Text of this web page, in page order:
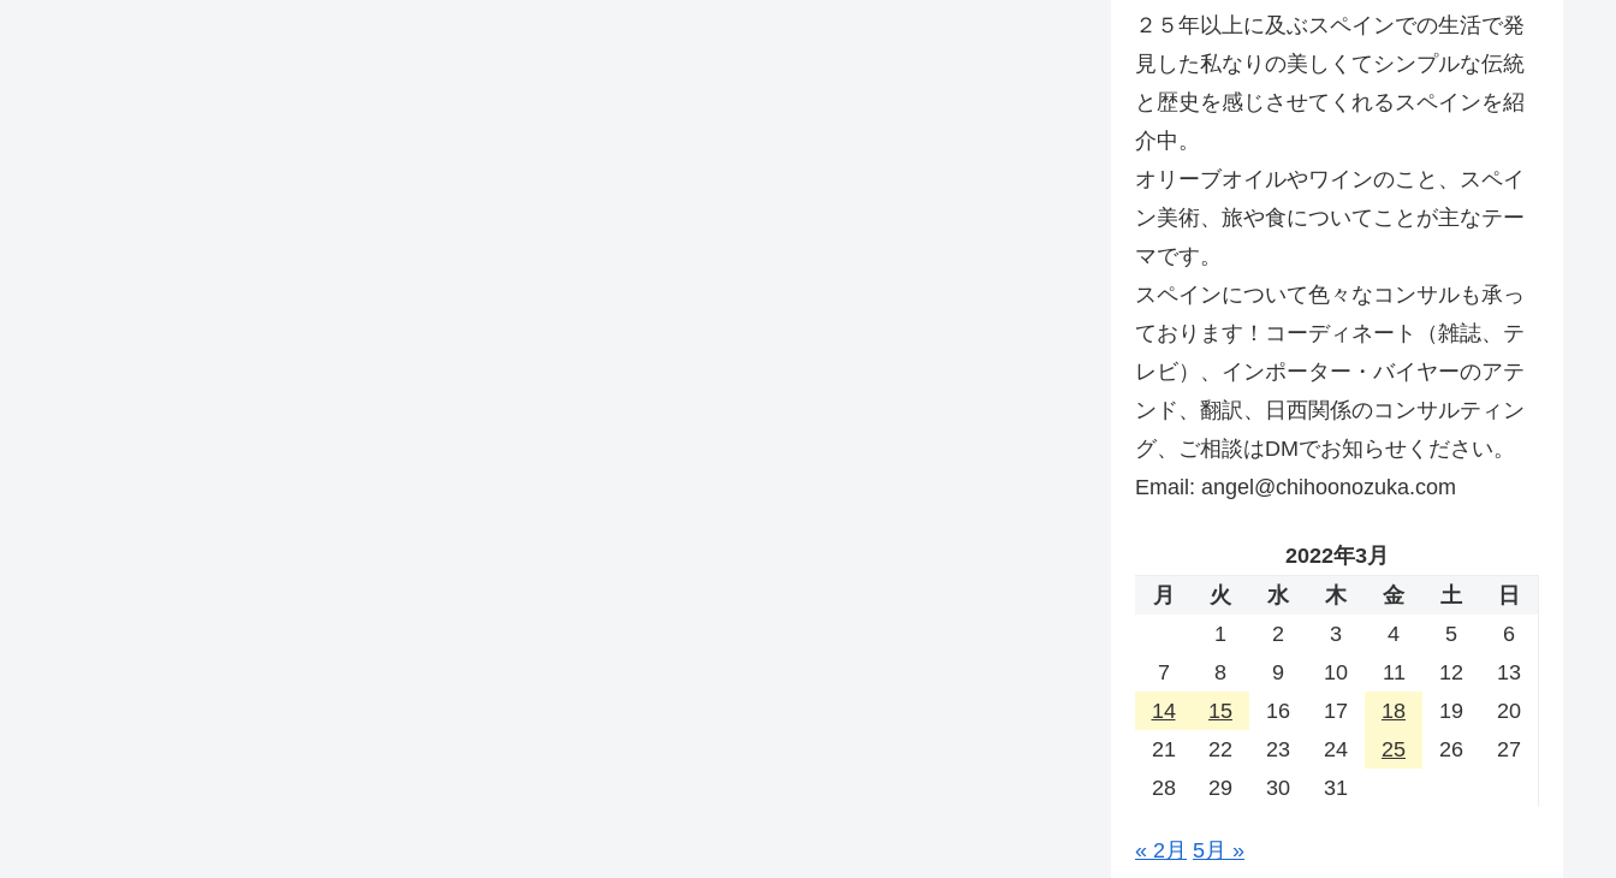
２５年以上に及ぶスペインでの生活で発
見した私なりの美しくてシンプルな伝統
と歴史を感じさせてくれるスペインを紹
介中。
オリーブオイルやワインのこと、スペイ
ン美術、旅や食についてことが主なテー
マです。
スペインについて色々なコンサルも承っ
ております！コーディネート（雑誌、テ
レビ）、インポーター・バイヤーのアテ
ンド、翻訳、日西関係のコンサルティン
グ、ご相談はDMでお知らせください。
Email: angel@chihoonozuka.com
2022年3月
月
火 水 木 金 土
日
1
2 3 4 5
6
7
8 9 10 11 12
13
14
15 16 17 18 19
20
21
22 23 24 25 26
27
28
29 30 31
« 2月 5月 »